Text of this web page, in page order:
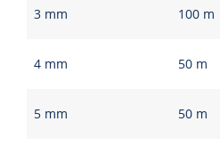
3 mm 100 m
4 mm 50 m
5 mm 50 m